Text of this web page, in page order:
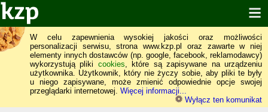
W celu zapewnienia wysokiej jakości oraz możliwości
personalizacji serwisu, strona www.kzp.pl oraz zawarte w niej
elementy innych dostawców (np. google, facebook, reklamodawcy)
wykorzystują pliki cookies, które są zapisywane na urządzeniu
użytkownika. Użytkownik, który nie życzy sobie, aby pliki te były
u niego zapisywane, może zmienić odpowiednie opcje swojej
przeglądarki internetowej. Więcej informacji...
Wyłącz ten komunikat